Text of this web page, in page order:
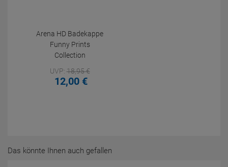
Arena HD Badekappe
Funny Prints
Collection
UVP:18,95€
12,00 €
Das könnte Ihnen auch gefallen